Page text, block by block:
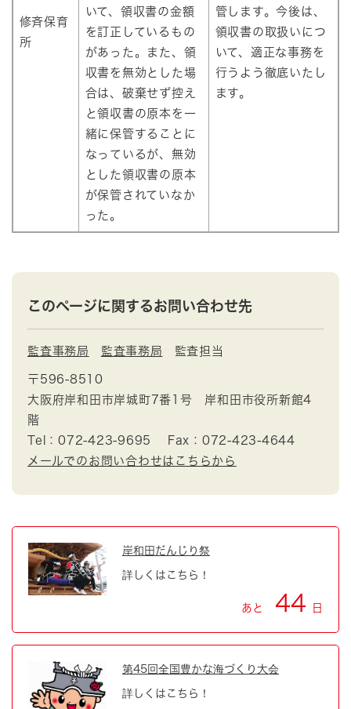
修斉保育
所
いて、領収書の金額
を訂正しているもの
があった。また、領
収書を無効とした場
合は、破棄せず控え
と領収書の原本を一
緒に保管することに
なっているが、無効
とした領収書の原本
が保管されていなか
った。
管します。今後は、
領収書の取扱いにつ
いて、適正な事務を
行うよう徹底いたし
ます。
このページに関するお問い合わせ先
監査事務局 監査事務局 監査担当
〒596-8510
大阪府岸和田市岸城町7番1号 岸和田市役所新館4
階
Tel：072-423-9695
Fax：072-423-4644
メールでのお問い合わせはこちらから
岸和田だんじり祭
詳しくはこちら！
あと 44 日
第45回全国豊かな海づくり大会
詳しくはこちら！